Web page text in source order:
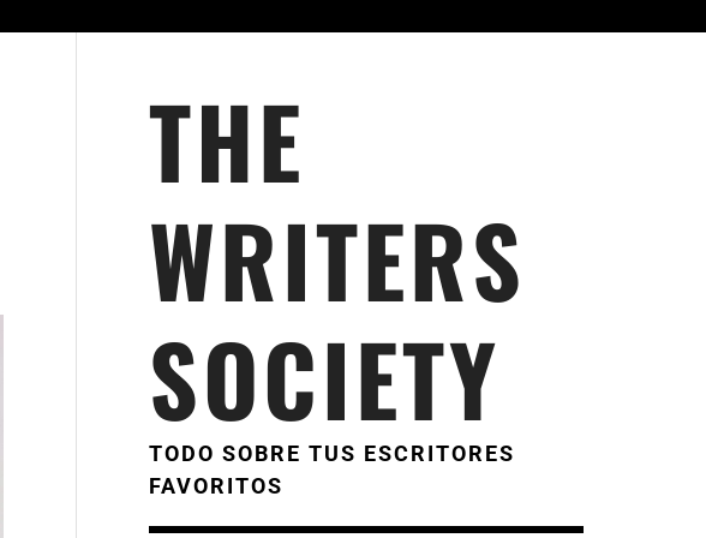
THE
WRITERS
SOCIETY
TODO SOBRE TUS ESCRITORES
FAVORITOS